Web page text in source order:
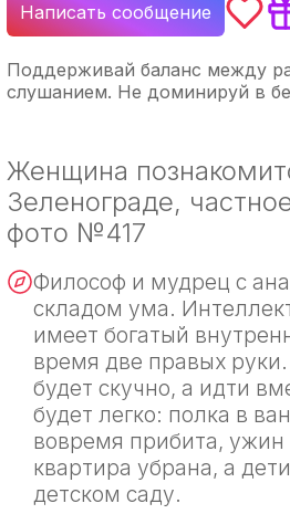
Написать сообщение
Поддерживай баланс между
слушанием. Не доминируй в
Женщина
Зеленограде,
фото №417
Философ и мудрец с
складом ума.
имеет богатый
время две правых
будет скучно, а идти
будет легко: полка в
вовремя прибита, ужин
квартира убрана, а
детском саду.